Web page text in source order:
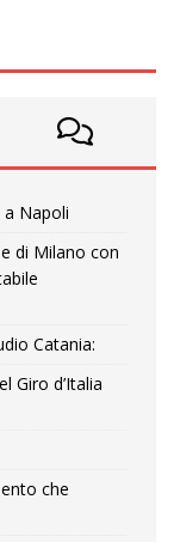
a Napoli
di Milano con
Catania:
Giro d’Italia
che